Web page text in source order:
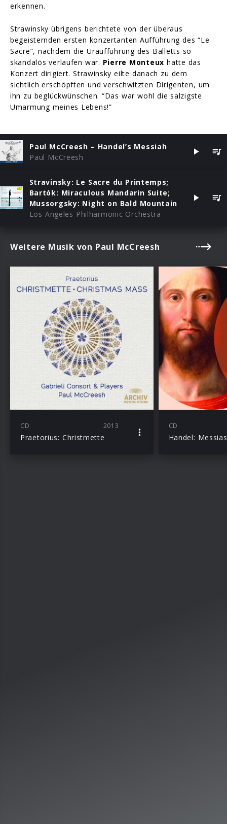
erkennen.
Strawinsky übrigens berichtete von der überaus
begeisternden ersten konzertanten Aufführung des “Le
Sacre”, nachdem die Uraufführung des Balletts so
skandalös verlaufen war. Pierre Monteux hatte das
Konzert dirigiert. Strawinsky eilte danach zu dem
sichtlich erschöpften und verschwitzten Dirigenten, um
ihn zu beglückwünschen. “Das war wohl die salzigste
Umarmung meines Lebens!”
Paul McCreesh – Handel’s Messiah
Paul McCreesh
Stravinsky: Le Sacre du Printemps;
Bartók: Miraculous Mandarin Suite;
Mussorgsky: Night on Bald Mountain
Los Angeles Philharmonic Orchestra
Weitere Musik von Paul McCreesh
CD 2013
Praetorius: Christmette
CD
Handel: Messias